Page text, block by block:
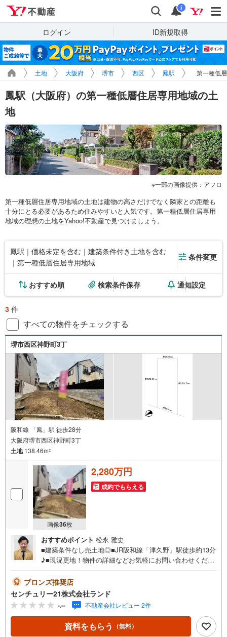
検索 通知
i
ログイン ID新規取得
土地 大阪府 堺市 西区 鳳駅 第一種低
鳳駅（大阪府）の第一種低層住居専用地域の土
地
一部の画像提供：アフロ
第一種低層住居専用地域の土地は建物の高さだけでなく隣家との距離も
十分にとる必要があるため住みやすいと人気です。第一種低層住居専用
地域の理想の土地をYahoo!不動産で見つけましょう。
鳳駅｜価格未定を含む｜建築条件付き土地を含む
｜第一種低層住居専用地域
条件変更
おすすめ順 検索条件保存 通知設定
3 件
すべての物件をチェックする
堺市西区神野町3丁
阪和線 「鳳」駅 徒歩28分
大阪府堺市西区神野町3丁
土地138.46m2
画像36枚
2,280万円
成約でもらえる
おすすめポイント 松永 雅史
■建築条件なし売土地◎■JR阪和線「津久野」駅徒歩約13分
♪■現況更地！物件の詳細などお気軽にお問い合わせくださ
ランド北花田本店は・・・ お客様のニーズに寄り添い、
大切なお住まいのご購入に最後まで伴走いたします！●リフ
ォームのご相談も承っております。●購入・売却・ローンの
ご相談・・・なんでもお気軽にご相談くださいませ！〇大
阪メトロ御堂筋線「北花田」駅より徒歩約10分！○JR阪和
線「浅香」駅より徒歩約8分！〇営業時間:10:00～20:00
ブロンズ推奨店
センチュリー21株式会社ランド
-.-- 不動産会社レビュー 2件
資料をもらう （無料）